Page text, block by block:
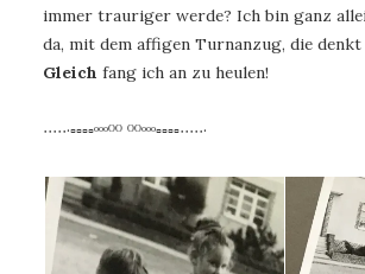
immer trauriger werde? Ich bin ganz
da, mit dem affigen Turnanzug, die denkt
Gleich fang ich an zu heulen!
∙∙∙∙∙·▫▫▫▫ᵒᵒᵒᴼᴼ ᴼᴼᵒᵒᵒ▫▫▫▫∙∙∙∙∙·